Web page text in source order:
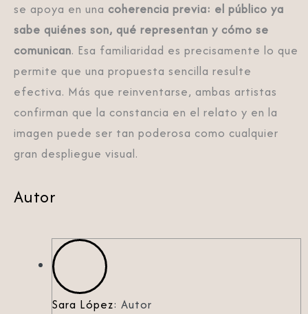
se apoya en una coherencia previa: el público ya
sabe quiénes son, qué representan y cómo se
comunican. Esa familiaridad es precisamente lo que
permite que una propuesta sencilla resulte
efectiva. Más que reinventarse, ambas artistas
confirman que la constancia en el relato y en la
imagen puede ser tan poderosa como cualquier
gran despliegue visual.
Autor
Sara López: Autor